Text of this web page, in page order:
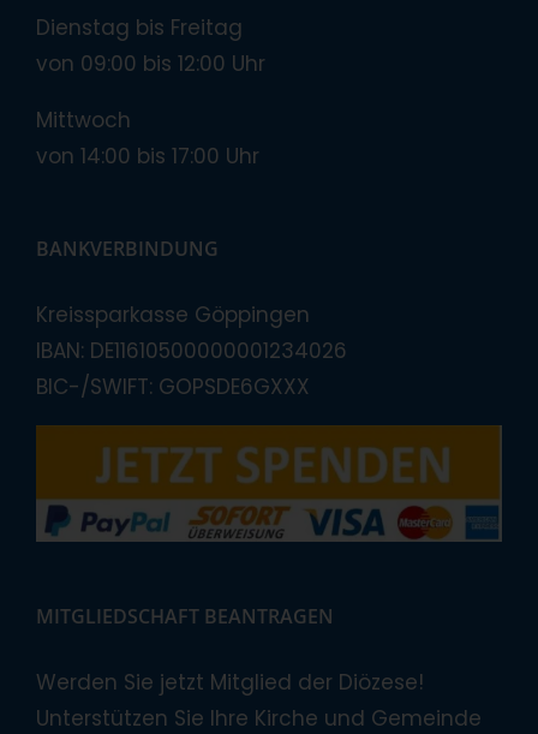
Dienstag bis Freitag
von 09:00 bis 12:00 Uhr
Mittwoch
von 14:00 bis 17:00 Uhr
BANKVERBINDUNG
Kreissparkasse Göppingen
IBAN: DE11610500000001234026
BIC-/SWIFT: GOPSDE6GXXX
MITGLIEDSCHAFT BEANTRAGEN
Werden Sie jetzt Mitglied der Diözese!
Unterstützen Sie Ihre Kirche und Gemeinde